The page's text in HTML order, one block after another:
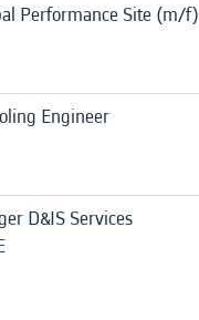
Performance Site (m/f)
Engineer
D&IS Services